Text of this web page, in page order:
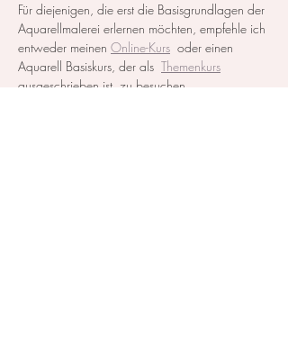
Für diejenigen, die erst die Basisgrundlagen der
Aquarellmalerei erlernen möchten, empfehle ich
entweder meinen Online-Kurs oder einen
Aquarell Basiskurs, der als Themenkurs
ausgeschrieben ist, zu besuchen.